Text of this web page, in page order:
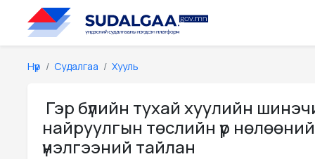
Нүүр Судалгаа Хууль
Гэр бүлийн тухай хуулийн
найруулгын төслийн үр нөлөөний
үнэлгээний тайлан